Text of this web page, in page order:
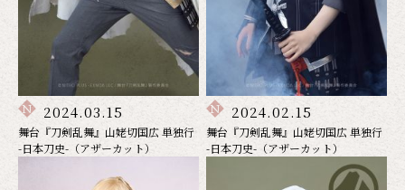
2024.03.15
舞台『刀剣乱舞』山姥切国広 単独行
-日本刀史-（アザーカット）
2024.02.15
舞台『刀剣乱舞』山姥切国広 単独行
-日本刀史-（アザーカット）